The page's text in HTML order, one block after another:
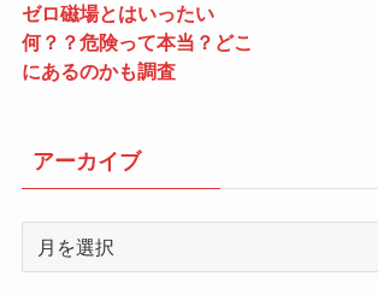
ゼロ磁場とはいったい
何？？危険って本当？どこ
にあるのかも調査
アーカイブ